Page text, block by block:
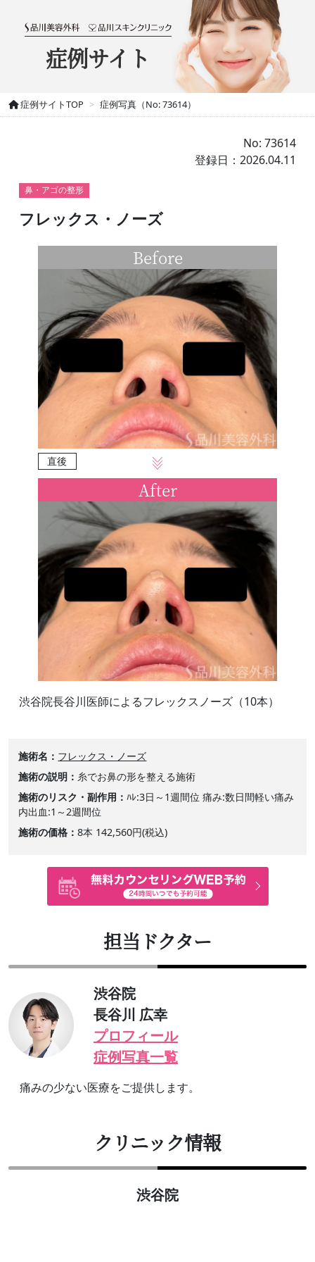
症例サイト
症例サイトTOP 症例写真（No: 73614）
No: 73614
登録日：2026.04.11
鼻・アゴの整形
フレックス・ノーズ
Before
直後
After
渋谷院長谷川医師によるフレックスノーズ（10本）
施術名
フレックス・ノーズ
施術の説明
糸でお鼻の形を整える施術
施術のリスク・副作用
ﾊﾚ:3日～1週間位 痛み:数日間軽い痛み
内出血:1～2週間位
施術の価格
8本 142,560円(税込)
担当ドクター
渋谷院
長谷川 広幸
プロフィール
症例写真一覧
痛みの少ない医療をご提供します。
クリニック情報
渋谷院